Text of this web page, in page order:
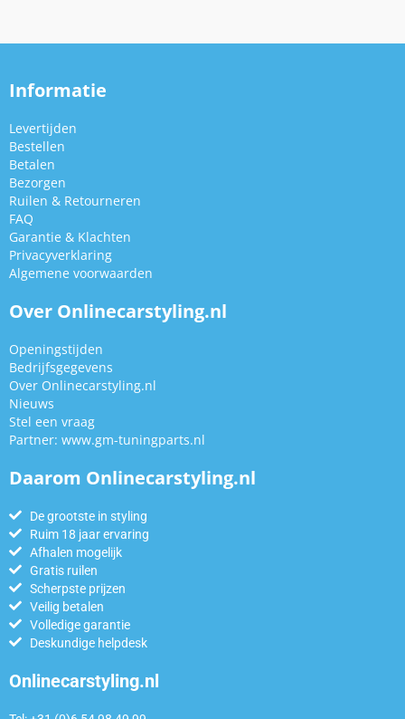
Informatie
Levertijden
Bestellen
Betalen
Bezorgen
Ruilen & Retourneren
FAQ
Garantie & Klachten
Privacyverklaring
Algemene voorwaarden
Over Onlinecarstyling.nl
Openingstijden
Bedrijfsgegevens
Over Onlinecarstyling.nl
Nieuws
Stel een vraag
Partner: www.gm-tuningparts.nl
Daarom Onlinecarstyling.nl
De grootste in styling
Ruim 18 jaar ervaring
Afhalen mogelijk
Gratis ruilen
Scherpste prijzen
Veilig betalen
Volledige garantie
Deskundige helpdesk
Onlinecarstyling.nl